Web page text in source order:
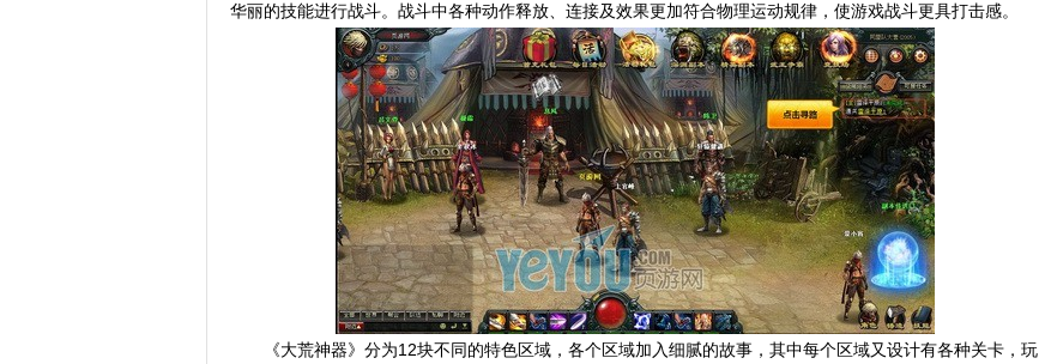
华丽的技能进行战斗。战斗中各种动作释放、连接及效果更加符合物理运动规律，使游戏战斗更具打击感。
《大荒神器》分为12块不同的特色区域，各个区域加入细腻的故事，其中每个区域又设计有各种关卡，玩